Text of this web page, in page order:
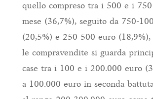
quello compreso tra i 500 e i
mese (36,7%), seguito da 750-
(20,5%) e 250-500 euro
le compravendite si guarda
case tra i 100 e i 200.000 euro
a 100.000 euro in seconda